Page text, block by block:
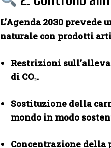
L’Agenda 2030
naturale con prodotti
Restrizioni
di CO₂.
Sostituzione della
mondo in modo
Concentrazione